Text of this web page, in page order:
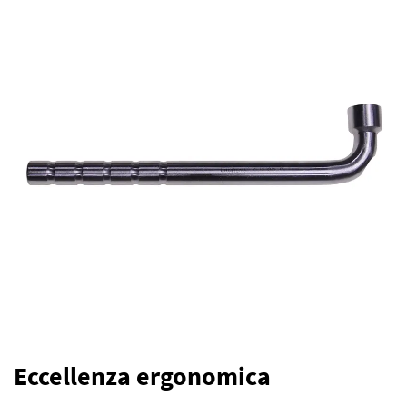
Eccellenza ergonomica